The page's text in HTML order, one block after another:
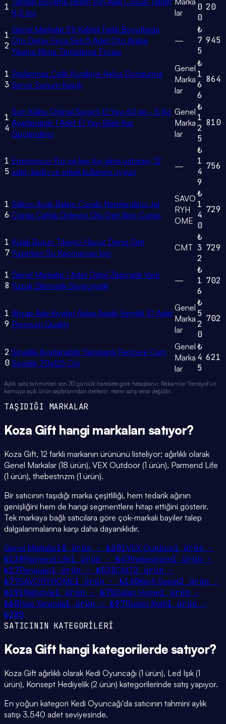
1
8,5 Inç
lar
0
0
20
1
2
Genel Markalar 5'li Kaliteli Farklı Boyutlarda
Oto Detay Fırça Seti 5 Adet Oto Araba
Yıkama Klima Temizleme Fırçası
—
₺
7
5
945
1
3
Paslanmaz Çelik Kurabiye Helva Dondurma
Servis Sunum Kaşığı
Genel
Marka
lar
₺
1
6
6
864
1
4
Son Kalite Orijinal Sayaçlı El Yayı 60 kg - 5 Kg
Ayarlanabilir 1 Adet El Yayı Bilek Kas
Güçlendirici
Genel
Marka
lar
₺
1
2
5
810
1
5
Empressco Yüz ve kaş tüy alma usturası, 12
adet, kadın ve erkek kullanımı uygun
—
₺
1
4
9
756
1
6
Silikon Ayak Bakım Çorabı Nemlendirici Jel
Çorap Çatlak Önleyici Ölü Deri Atıcı Çorap
SAVO
RYH
OME
₺
1
4
0
729
1
7
Kulak Burun Tıkayıcı Havuz Deniz Seti
Yüzerken Su Kaçmaması İçin
CMT
₺
3
2
729
1
8
Genel Markalar 1 Adet Dijital Zikirmatik Verir
Yüzük Zikirmatik Sayaçmatik
—
₺
1
6
702
1
9
Ahşap Askı Kıyafet Askısı Askılık Vernikli 10 Adet
Premium Quality
Genel
Marka
lar
₺
5
2
0
702
2
0
Sineklik Ayarlanabilir Yapışkanlı Pencere Cam
Sineklik 70x125 Cm
Genel
Marka
lar
₺
4
5
621
Aylık satış tahminleri son 30 günlük harekete göre hesaplanır. Rakamlar Trendyol'un
kamuya açık ürün sayfalarından derlenir; resmi satış verisi değildir.
TAŞIDIĞI MARKALAR
Koza Gift hangi markaları satıyor?
Koza Gift, 12 farklı markanın ürününü listeliyor; ağırlıklı olarak
Genel Markalar (18 ürün), VEX Outdoor (1 ürün), Parmend Life
(1 ürün), thebestnzm (1 ürün).
Bir satıcının taşıdığı marka çeşitliliği, hem tedarik ağının
genişliğini hem de hangi segmentlere hitap ettiğini gösterir.
Tek markaya bağlı satıcılara göre çok-markalı bayiler talep
dalgalanmalarına karşı daha dayanıklıdır.
Genel Markalar18 ürün ·₺201VEX Outdoor1 ürün ·
₺138Parmend Life1 ürün · ₺47thebestnzm1
ürün ·
₺17Penguen1 ürün ·₺535CMT2
ürün ·
₺77SAVORYHOME1 ürün ·₺140Keyfi Sepet2
ürün ·
₺191Nishstyle1 ürün · ₺75Dalian Home1
ürün ·
₺60Hop Yanımda1 ürün ·₺97Rupen Kraft1 ürün ·
₺285
SATICININ KATEGORİLERİ
Koza Gift hangi kategorilerde satıyor?
Koza Gift ağırlıklı olarak Kedi Oyuncağı (1 ürün), Led Işık (1
ürün), Konsept Hediyelik (2 ürün) kategorilerinde satış yapıyor.
En yoğun kategori Kedi Oyuncağı'da satıcının tahmini aylık
satışı 3.540 adet seviyesinde.